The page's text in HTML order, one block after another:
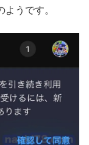
うです。